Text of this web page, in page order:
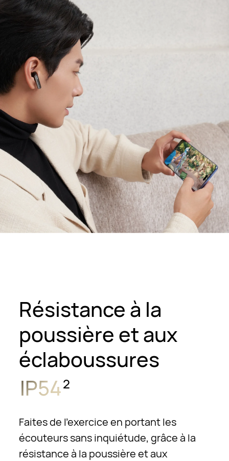
Résistance à la
poussière et aux
éclaboussures
IP542
Faites de l'exercice en portant les
écouteurs sans inquiétude, grâce à la
résistance à la poussière et aux